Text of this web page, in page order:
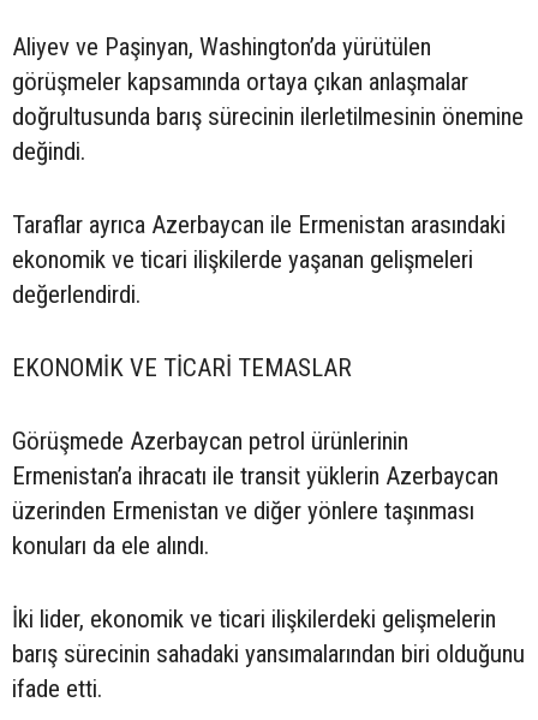
Aliyev ve Paşinyan, Washington’da yürütülen
görüşmeler kapsamında ortaya çıkan anlaşmalar
doğrultusunda barış sürecinin ilerletilmesinin önemine
değindi.
Taraflar ayrıca Azerbaycan ile Ermenistan arasındaki
ekonomik ve ticari ilişkilerde yaşanan gelişmeleri
değerlendirdi.
EKONOMİK VE TİCARİ TEMASLAR
Görüşmede Azerbaycan petrol ürünlerinin
Ermenistan’a ihracatı ile transit yüklerin Azerbaycan
üzerinden Ermenistan ve diğer yönlere taşınması
konuları da ele alındı.
İki lider, ekonomik ve ticari ilişkilerdeki gelişmelerin
barış sürecinin sahadaki yansımalarından biri olduğunu
ifade etti.